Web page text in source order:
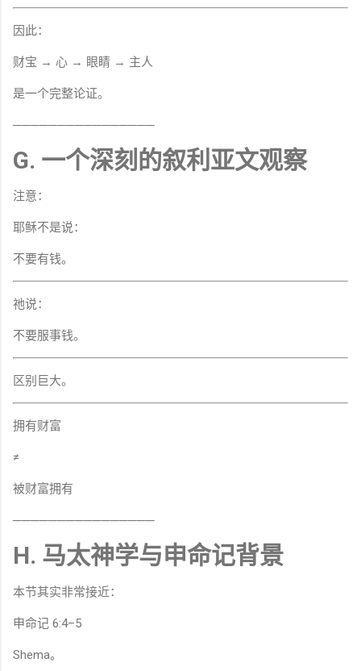
因此：
财宝 → 心 → 眼睛 → 主人
是一个完整论证。
────────────────
G. 一个深刻的叙利亚文观察
注意：
耶稣不是说：
不要有钱。
祂说：
不要服事钱。
区别巨大。
拥有财富
≠
被财富拥有
────────────────
H. 马太神学与申命记背景
本节其实非常接近：
申命记 6:4–5
Shema。